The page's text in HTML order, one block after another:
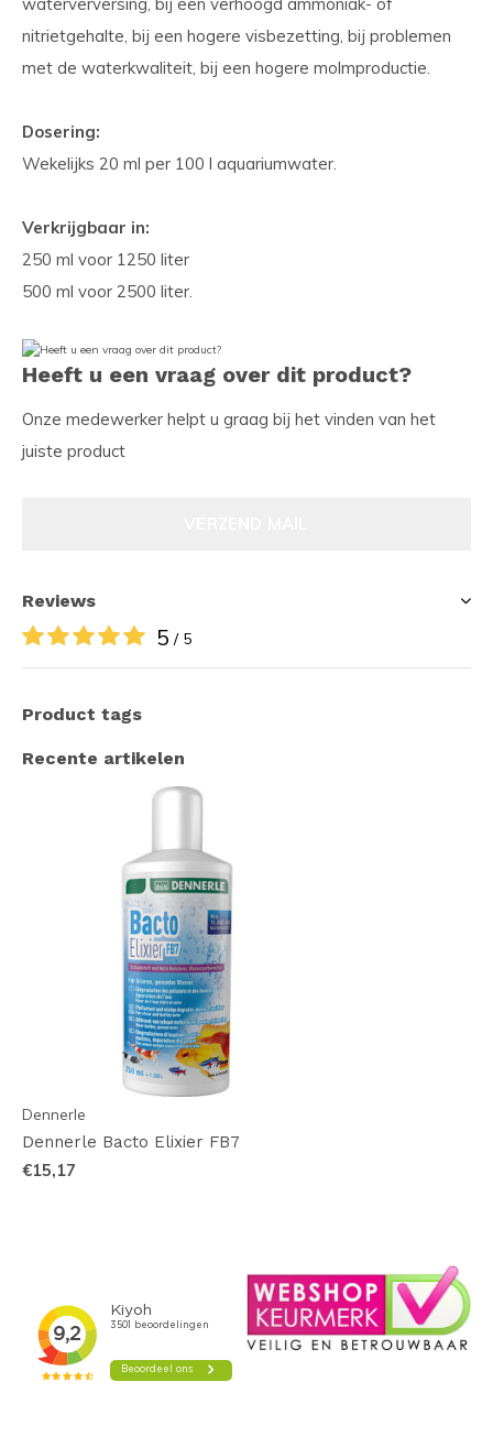
nitrietgehalte, bij een hogere visbezetting, bij problemen
met de waterkwaliteit, bij een hogere molmproductie.
Dosering:
Wekelijks 20 ml per 100 l aquariumwater.
Verkrijgbaar in:
250 ml voor 1250 liter
500 ml voor 2500 liter.
Heeft u een vraag over dit product?
Onze medewerker helpt u graag bij het vinden van het
juiste product
Reviews
5 / 5
Product tags
Recente artikelen
Dennerle
Dennerle Bacto Elixier FB7
€15,17